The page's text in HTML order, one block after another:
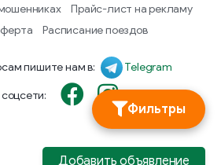
Фильтры
Прайс-лист на рекламу
Расписание поездов
пишите нам в: Telegram
Добавить объявление